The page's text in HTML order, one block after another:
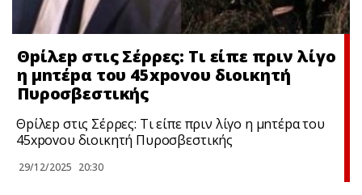
Θpίλεp στις Σέρρες: Τι είπε πριν λίγο
η μnτέpα του 45xpovoυ διοικητή
Πυροσβεστικής
Θpίλεp στις Σέρρες: Τι είπε πριν λίγο η μnτέpα του
45xpovoυ διοικητή Πυροσβεστικής
29/12/2025 20:30